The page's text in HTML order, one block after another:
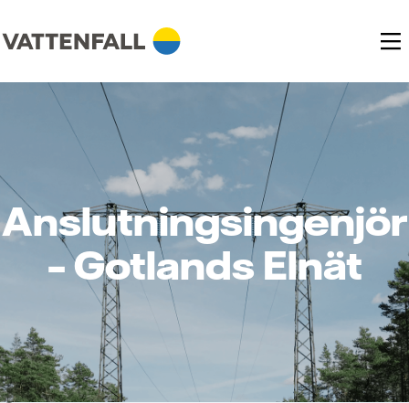
Anslutningsingenjör
– Gotlands Elnät